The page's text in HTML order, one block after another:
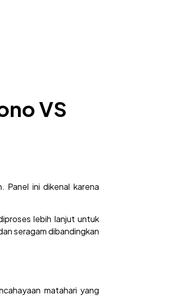
VS
Panel ini dikenal karena
lebih lanjut untuk
seragam dibandingkan
matahari yang